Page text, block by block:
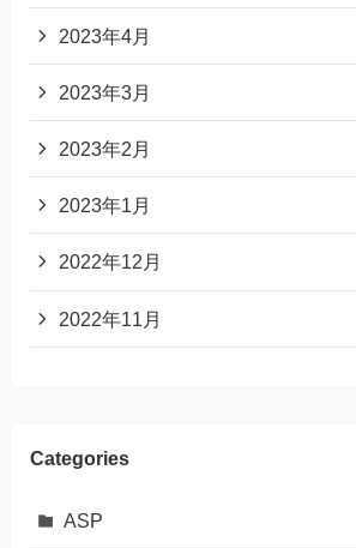
2023年4月
2023年3月
2023年2月
2023年1月
2022年12月
2022年11月
Categories
ASP